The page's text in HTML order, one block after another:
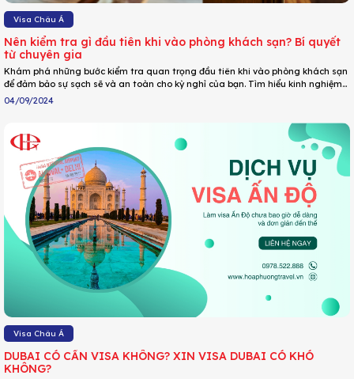
Visa Châu Á
Nên kiểm tra gì đầu tiên khi vào phòng khách sạn? Bí quyết
từ chuyên gia
Khám phá những bước kiểm tra quan trọng đầu tiên khi vào phòng khách sạn
để đảm bảo sự sạch sẽ và an toàn cho kỳ nghỉ của bạn. Tìm hiểu kinh nghiệm
từ các chuyên gia du lịch và nhân viên dọn phòng.
04/09/2024
Visa Châu Á
DUBAI CÓ CẦN VISA KHÔNG? XIN VISA DUBAI CÓ KHÓ
KHÔNG?